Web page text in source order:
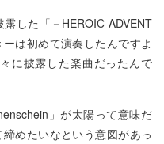
した「－HEROIC ADVENT
は初めて演奏したんですよ
に披露した楽曲だったんで
」が太陽って意味だ
めたいなという意図があっ